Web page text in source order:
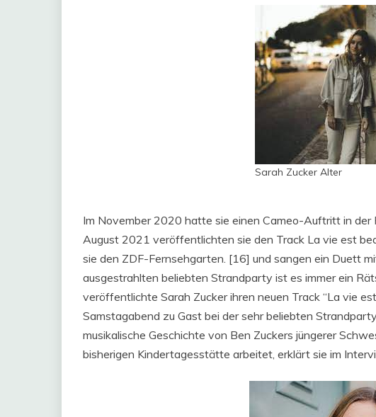
Sarah Zucker Alter
Im November 2020 hatte sie einen Cameo-Auftritt in der
August 2021 veröffentlichten sie den Track La vie est
sie den ZDF-Fernsehgarten. [16] und sangen ein Duett
ausgestrahlten beliebten Strandparty ist es immer ein
veröffentlichte Sarah Zucker ihren neuen Track “La vie
Samstagabend zu Gast bei der sehr beliebten
musikalische Geschichte von Ben Zuckers jüngerer
bisherigen Kindertagesstätte arbeitet, erklärt sie im